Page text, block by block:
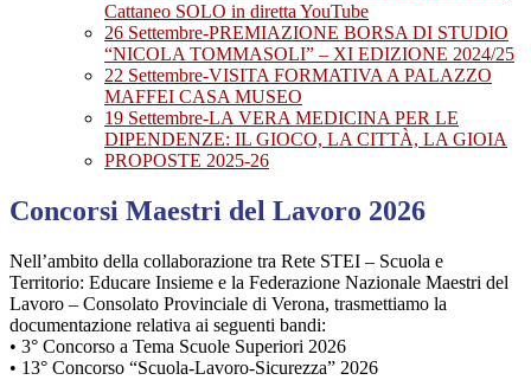
Cattaneo SOLO in diretta YouTube
26 Settembre-PREMIAZIONE BORSA DI STUDIO
“NICOLA TOMMASOLI” – XI EDIZIONE 2024/25
22 Settembre-VISITA FORMATIVA A PALAZZO
MAFFEI CASA MUSEO
19 Settembre-LA VERA MEDICINA PER LE
DIPENDENZE: IL GIOCO, LA CITTÀ, LA GIOIA
PROPOSTE 2025-26
Concorsi Maestri del Lavoro 2026
Nell’ambito della collaborazione tra Rete STEI – Scuola e
Territorio: Educare Insieme e la Federazione Nazionale Maestri del
Lavoro – Consolato Provinciale di Verona, trasmettiamo la
documentazione relativa ai seguenti bandi:
• 3° Concorso a Tema Scuole Superiori 2026
• 13° Concorso “Scuola-Lavoro-Sicurezza” 2026